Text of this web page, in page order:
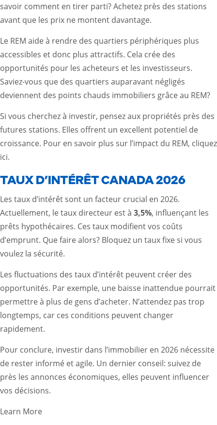
savoir comment en tirer parti? Achetez près des stations
avant que les prix ne montent davantage.
Le REM aide à rendre des quartiers périphériques plus
accessibles et donc plus attractifs. Cela crée des
opportunités pour les acheteurs et les investisseurs.
Saviez-vous que des quartiers auparavant négligés
deviennent des points chauds immobiliers grâce au REM?
Si vous cherchez à investir, pensez aux propriétés près des
futures stations. Elles offrent un excellent potentiel de
croissance. Pour en savoir plus sur l’impact du REM, cliquez
ici.
TAUX D’INTÉRÊT CANADA 2026
Les taux d’intérêt sont un facteur crucial en 2026.
Actuellement, le taux directeur est à 3,5%, influençant les
prêts hypothécaires. Ces taux modifient vos coûts
d’emprunt. Que faire alors? Bloquez un taux fixe si vous
voulez la sécurité.
Les fluctuations des taux d’intérêt peuvent créer des
opportunités. Par exemple, une baisse inattendue pourrait
permettre à plus de gens d’acheter. N’attendez pas trop
longtemps, car ces conditions peuvent changer
rapidement.
Pour conclure, investir dans l’immobilier en 2026 nécessite
de rester informé et agile. Un dernier conseil: suivez de
près les annonces économiques, elles peuvent influencer
vos décisions.
Learn More